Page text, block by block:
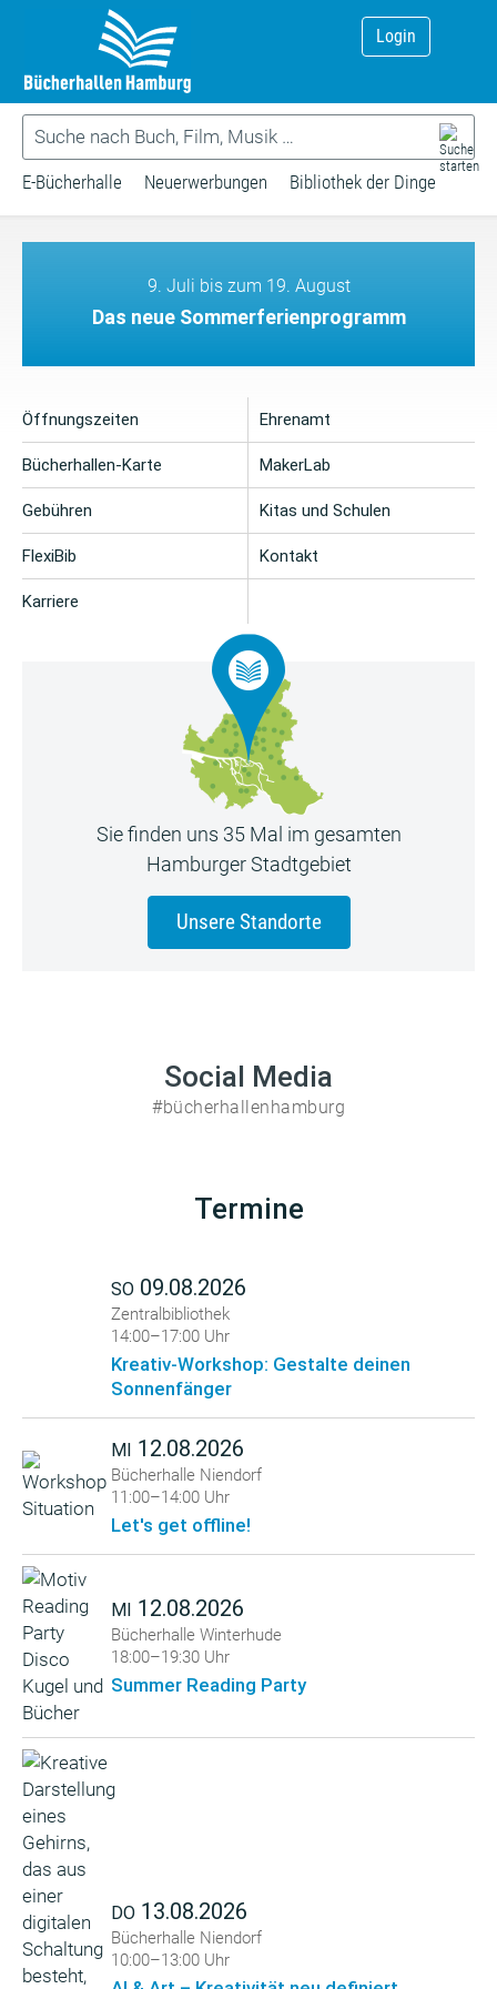
Login
E-Bücherhalle Neuerwerbungen Bibliothek der Dinge
9. Juli bis zum 19. August
Das neue Sommerferienprogramm
Öffnungszeiten
Bücherhallen-Karte
Gebühren
FlexiBib
Karriere
Ehrenamt
MakerLab
Kitas und Schulen
Kontakt
Sie finden uns 35 Mal im gesamten
Hamburger Stadtgebiet
Unsere Standorte
Social Media
#bücherhallenhamburg
Termine
SO 09.08.2026
Zentralbibliothek
14:00–17:00 Uhr
Kreativ-Workshop: Gestalte deinen
Sonnenfänger
MI 12.08.2026
Bücherhalle Niendorf
11:00–14:00 Uhr
Let's get offline!
MI 12.08.2026
Bücherhalle Winterhude
18:00–19:30 Uhr
Summer Reading Party
DO 13.08.2026
Bücherhalle Niendorf
10:00–13:00 Uhr